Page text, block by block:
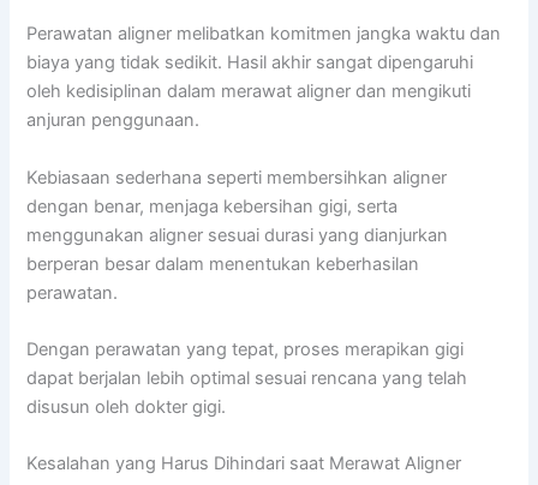
Perawatan aligner melibatkan komitmen jangka waktu dan
biaya yang tidak sedikit. Hasil akhir sangat dipengaruhi
oleh kedisiplinan dalam merawat aligner dan mengikuti
anjuran penggunaan.
Kebiasaan sederhana seperti membersihkan aligner
dengan benar, menjaga kebersihan gigi, serta
menggunakan aligner sesuai durasi yang dianjurkan
berperan besar dalam menentukan keberhasilan
perawatan.
Dengan perawatan yang tepat, proses merapikan gigi
dapat berjalan lebih optimal sesuai rencana yang telah
disusun oleh dokter gigi.
Kesalahan yang Harus Dihindari saat Merawat Aligner